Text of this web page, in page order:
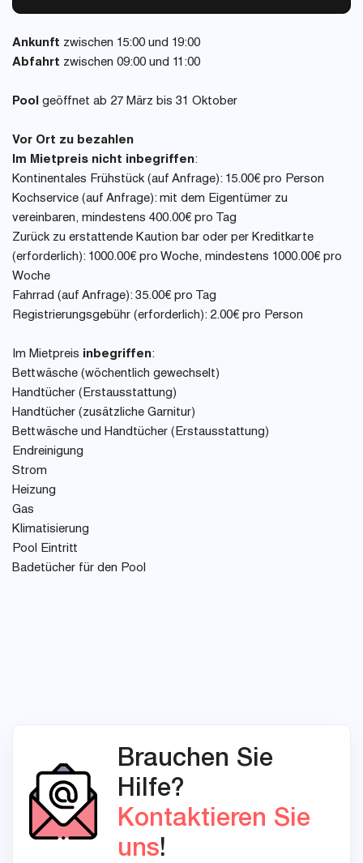
Ankunft zwischen 15:00 und 19:00
Abfahrt zwischen 09:00 und 11:00
Pool geöffnet ab 27 März bis 31 Oktober
Vor Ort zu bezahlen
Im Mietpreis nicht inbegriffen:
Kontinentales Frühstück (auf Anfrage): 15.00€ pro Person
Kochservice (auf Anfrage): mit dem Eigentümer zu
vereinbaren, mindestens 400.00€ pro Tag
Zurück zu erstattende Kaution bar oder per Kreditkarte
(erforderlich): 1000.00€ pro Woche, mindestens 1000.00€ pro
Woche
Fahrrad (auf Anfrage): 35.00€ pro Tag
Registrierungsgebühr (erforderlich): 2.00€ pro Person
Im Mietpreis inbegriffen:
Bettwäsche (wöchentlich gewechselt)
Handtücher (Erstausstattung)
Handtücher (zusätzliche Garnitur)
Bettwäsche und Handtücher (Erstausstattung)
Endreinigung
Strom
Heizung
Gas
Klimatisierung
Pool Eintritt
Badetücher für den Pool
Brauchen Sie
Hilfe?
Kontaktieren Sie
uns!